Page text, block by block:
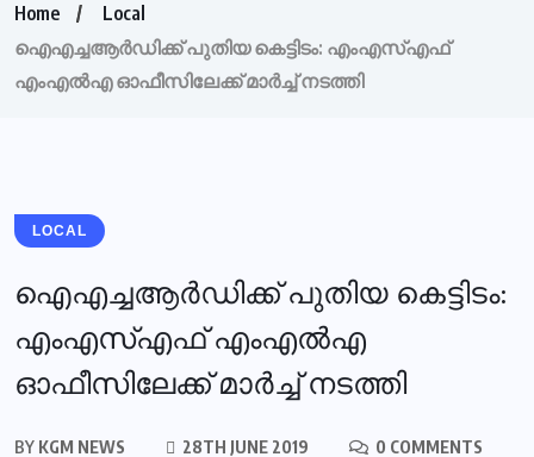
Home
Local
ഐഎച്ചആര്‍ഡിക്ക് പുതിയ കെട്ടിടം: എംഎസ്എഫ്
എംഎല്‍എ ഓഫീസിലേക്ക് മാര്‍ച്ച് നടത്തി
LOCAL
ഐഎച്ചആര്‍ഡിക്ക് പുതിയ കെട്ടിടം:
എംഎസ്എഫ് എംഎല്‍എ
ഓഫീസിലേക്ക് മാര്‍ച്ച് നടത്തി
BY KGM NEWS 28TH JUNE 2019
0 COMMENTS